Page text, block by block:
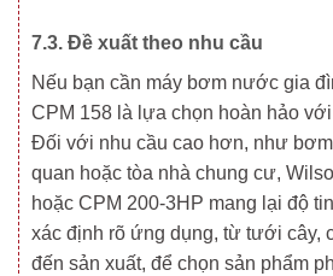
7.3. Đề xuất theo nhu cầu
Nếu bạn cần máy bơm nước gia
CPM 158 là lựa chọn hoàn hảo
Đối với nhu cầu cao hơn, như
quan hoặc tòa nhà chung cư,
hoặc CPM 200-3HP mang lại độ
xác định rõ ứng dụng, từ tưới cây,
đến sản xuất, để chọn sản phẩm